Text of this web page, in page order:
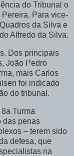
do Tribunal o
Para vice-
da Silva e
Alfredo da Silva.
Dos principais
João Pedro
mais Carlos
foi indicado
do tribunal.
Turma
das penas
– terem sido
defesa, que
na